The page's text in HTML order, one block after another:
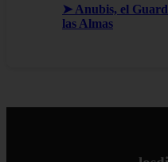
➤ Anubis, el
las Almas